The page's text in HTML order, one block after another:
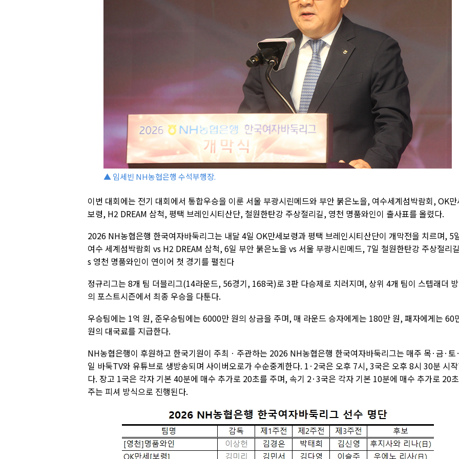
▲ 임세빈 NH농협은행 수석부행장.
이번 대회에는 전기 대회에서 통합우승을 이룬 서울 부광시린메드와 부안 붉은노을, 여수세계섬박람회, OK
보령, H2 DREAM 삼척, 평택 브레인시티산단, 철원한탄강 주상절리길, 영천 명품와인이 출사표를 올렸다.
2026 NH농협은행 한국여자바둑리그는 내달 4일 OK만세보령과 평택 브레인시티산단이 개막전을 치르며, 5
여수 세계섬박람회 vs H2 DREAM 삼척, 6일 부안 붉은노을 vs 서울 부광시린메드, 7일 철원한탄강 주상절리
s 영천 명품와인이 연이어 첫 경기를 펼친다
정규리그는 8개 팀 더블리그(14라운드, 56경기, 168국)로 3판 다승제로 치러지며, 상위 4개 팀이 스텝래더
의 포스트시즌에서 최종 우승을 다툰다.
우승팀에는 1억 원, 준우승팀에는 6000만 원의 상금을 주며, 매 라운드 승자에게는 180만 원, 패자에게는 60
원의 대국료를 지급한다.
NH농협은행이 후원하고 한국기원이 주최ㆍ주관하는 2026 NH농협은행 한국여자바둑리그는 매주 목·금·토
일 바둑TV와 유튜브로 생방송되며 사이버오로가 수순중계한다. 1·2국은 오후 7시, 3국은 오후 8시 30분 시
다. 장고 1국은 각자 기본 40분에 매수 추가로 20초를 주며, 속기 2·3국은 각자 기본 10분에 매수 추가로 20
주는 피셔 방식으로 진행된다.